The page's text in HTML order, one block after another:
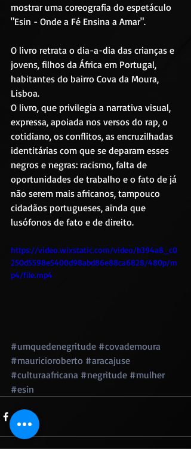
mostrar uma coreografia do espetáculo
"Esin - Onde a Fé Ensina a Amar".
O livro retrata o dia-a-dia das crianças e
jovens, filhos da África em Portugal,
habitantes do bairro Cova da Moura,
Lisboa.
O livro, que privilegia a narrativa visual,
expressa, apoiada nos versos do rap, o
cotidiano, os conflitos, as encruzilhadas
identitárias com que se deparam esses
negros e negras: racismo, falta de
oportunidades de trabalho e o fato de já
não serem mais africanos, tampouco
cidadãos portugueses, ainda que
lusófonos de fato e de direito.
https://video.wixstatic.com/video/b394a8_c0
250d5598e5400d98abd86e88ca6828/480p/m
p4/file.mp4
#umquedenegritude #covademoura
#mauricioroberto #aracajuse
#culturaafricana #negritude #mulher
#esin